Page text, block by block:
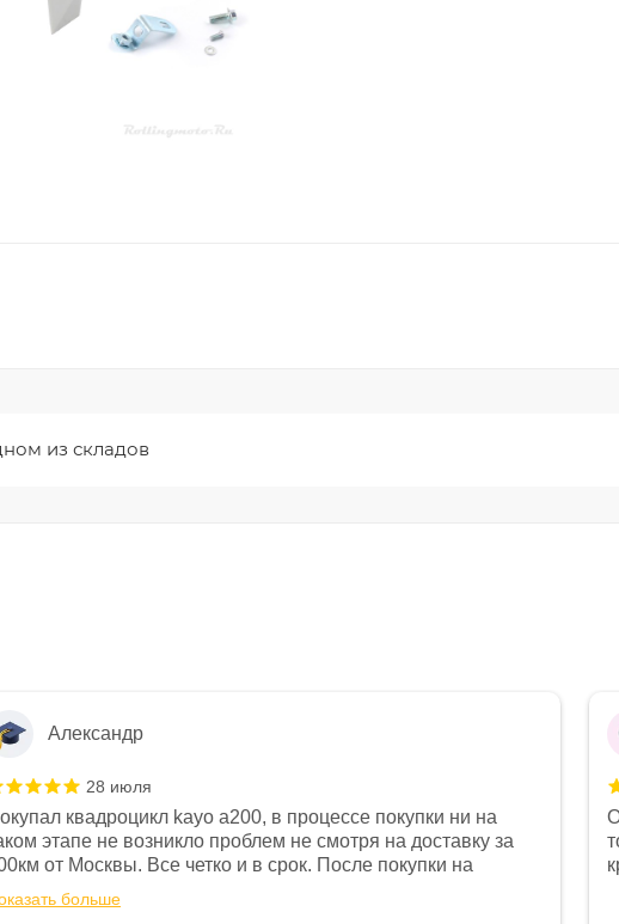
из складов
Александр
28 июля
квадроцикл kayo a200, в процессе покупки ни на
этапе не возникло проблем не смотря на доставку за
от Москвы. Все четко и в срок. После покупки на
всегда был 0, при этом представители магазина
были на связи и в итоге проблема была решена.
больше